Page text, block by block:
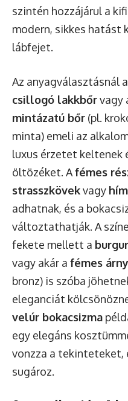
szintén hozzájárul a
modern, sikkes hatást
lábfejet.
Az anyagválasztásnál a
csillogó lakkbőrvagy
mintázatú bőr (pl.
minta) emeli az
luxus érzetet keltenek
öltözéket. Afémes
strasszkövekvagy
adhatnak, és a
változtathatják. A
fekete mellett a
vagy akár a fémes
bronz) is szóba
eleganciát
velúr bokacsizma
egy elegáns
vonzza a tekinteteket,
sugároz.